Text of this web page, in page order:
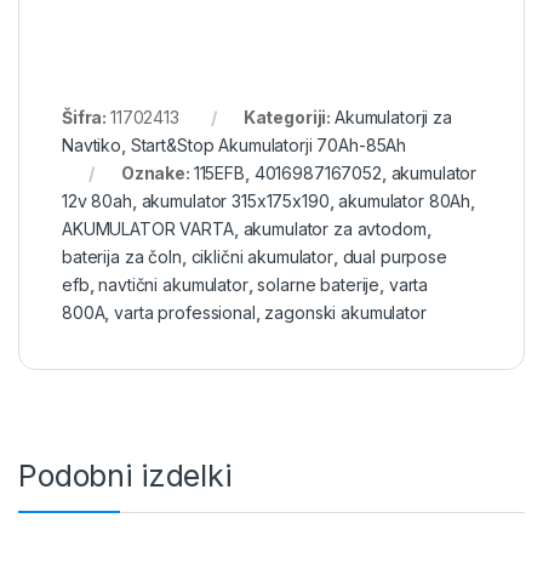
Šifra:11702413 Kategoriji: Akumulatorji za
Navtiko Start&Stop Akumulatorji 70Ah-85Ah
Oznake: 115EFB 4016987167052 akumulator
12v 80ah akumulator 315x175x190 ,akumulator 80Ah
AKUMULATOR VARTA, akumulator za avtodom
baterija za čoln ciklični akumulator, dual purpose
efb ,navtični akumulator,solarne baterije varta
800A,varta professional zagonski akumulator
Podobni izdelki